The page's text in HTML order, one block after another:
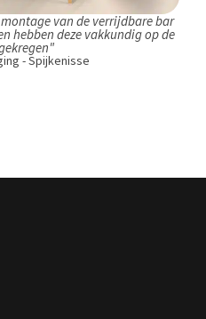
van de verrijdbare bar
hebben deze vakkundig op de
- Spijkenisse